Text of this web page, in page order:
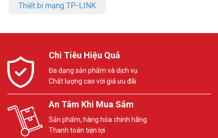
b. Kiểm tra chiều cao lắp đặt.
a. Kiểm tra xem có bị nhiễu tín hiệu cao tần trong vùng làm việc
b.Kiểm tra xem xung quanh có thân nhiệt liên tục di chuyển trong
vùng cảm ứng không?
c.Kiểm tra nút SENS điều chỉnh khoảng cách quá xa không?
d. Thời gian trễ Time điều chỉnh có dài quá không?
e. Kiểm tra lại xem việc lắp đặt dây điện đã đúng chưa?
Để cập nhật thông tin giá bán KAWA RS02D xin vui lòng liên hệ
HOTLINE
1900.9259để được hỗ trợ tốt nhất. Tham khảo thêm
thông tin tại
Facebook Vuhoangtelecom
Thiết bị mạng TP-LINK
Chi Tiêu Hiệu Quả
Đa dạng sản phẩm và dịch vụ
Chất lượng cao với giá ưu đãi
An Tâm Khi Mua Sắm
Sản phẩm, hàng hóa chính hãng
Thanh toán tiện lợi